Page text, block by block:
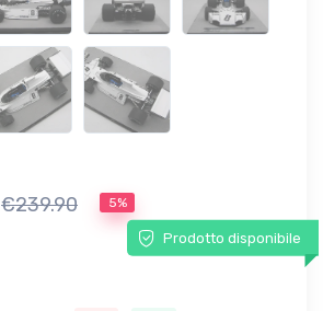
€239.90 5%
Prodotto disponibile